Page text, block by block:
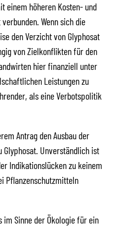
einem höheren Kosten- und
Wenn sich die
den Verzicht von Glyphosat
von Zielkonflikten für den
hier finanziell unter
Leistungen zu
als eine Verbotspolitik
Antrag den Ausbau der
Glyphosat. Unverständlich ist
Indikationslücken zu keinem
Pflanzenschutzmitteln
im Sinne der Ökologie für ein